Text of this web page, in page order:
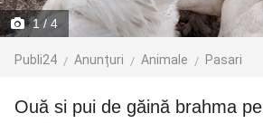
1/ 4
Publi24 Anunțuri Animale Pasari
Ouă si pui de găină brahma